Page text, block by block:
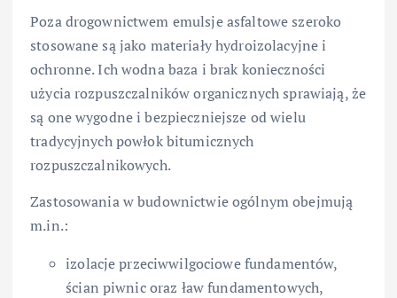
Poza drogownictwem emulsje asfaltowe szeroko
stosowane są jako materiały hydroizolacyjne i
ochronne. Ich wodna baza i brak konieczności
użycia rozpuszczalników organicznych sprawiają, że
są one wygodne i bezpieczniejsze od wielu
tradycyjnych powłok bitumicznych
rozpuszczalnikowych.
Zastosowania w budownictwie ogólnym obejmują
m.in.:
izolacje przeciwwilgociowe fundamentów,
ścian piwnic oraz ław fundamentowych,